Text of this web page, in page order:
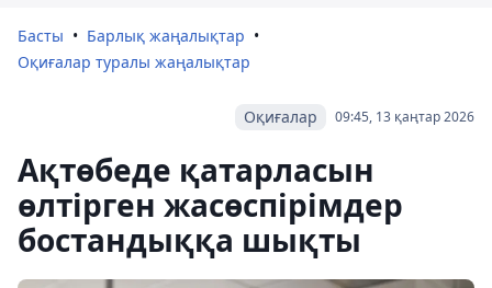
Басты
Барлық жаңалықтар
Оқиғалар туралы жаңалықтар
09:45, 13 қаңтар 2026
Оқиғалар
Ақтөбеде қатарласын
өлтірген жасөспірімдер
бостандыққа шықты